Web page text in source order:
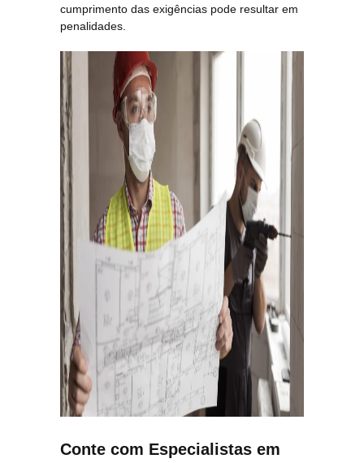
cumprimento das exigências pode resultar em
penalidades.
Conte com Especialistas em